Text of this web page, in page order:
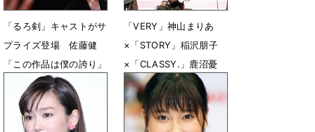
「るろ剣」キャストがサ
プライズ登場 佐藤健
「この作品は僕の誇り」
12月24日 07時00分
「VERY」神山まりあ
×「STORY」稲沢朋子
×「CLASSY.」鹿沼憂
妃、大人な秋コーデ
10月7日 14時44分